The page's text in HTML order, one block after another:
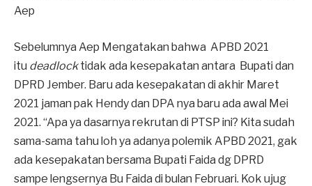
Aep
Sebelumnya Aep Mengatakan bahwa APBD 2021
itu deadlocktidak ada kesepakatan antara Bupati dan
DPRD Jember. Baru ada kesepakatan di akhir Maret
2021 jaman pak Hendy dan DPA nya baru ada awal Mei
2021. “Apa ya dasarnya rekrutan di PTSP ini? Kita sudah
sama-sama tahu loh ya adanya polemik APBD 2021, gak
ada kesepakatan bersama Bupati Faida dg DPRD
sampe lengsernya Bu Faida di bulan Februari. Kok ujug